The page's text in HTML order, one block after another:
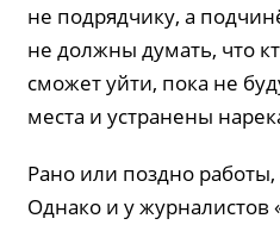
не подрядчику, а
не должны думать, что
сможет уйти, пока не
места и устранены
Рано или поздно
Однако и у журналистов